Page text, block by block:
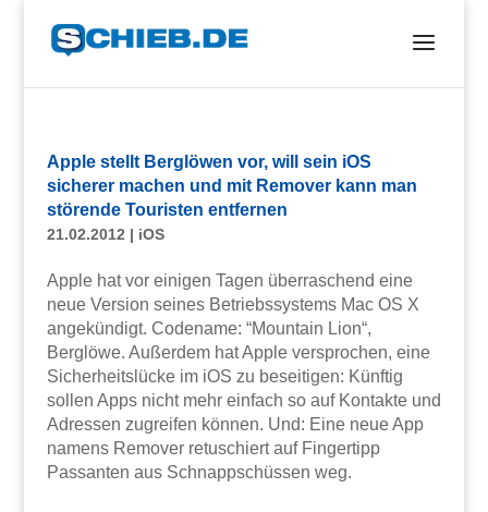
Apple stellt Berglöwen vor, will sein iOS
sicherer machen und mit Remover kann man
störende Touristen entfernen
21.02.2012 | iOS
Apple hat vor einigen Tagen überraschend eine
neue Version seines Betriebssystems Mac OS X
angekündigt. Codename: “Mountain Lion“,
Berglöwe. Außerdem hat Apple versprochen, eine
Sicherheitslücke im iOS zu beseitigen: Künftig
sollen Apps nicht mehr einfach so auf Kontakte und
Adressen zugreifen können. Und: Eine neue App
namens Remover retuschiert auf Fingertipp
Passanten aus Schnappschüssen weg.